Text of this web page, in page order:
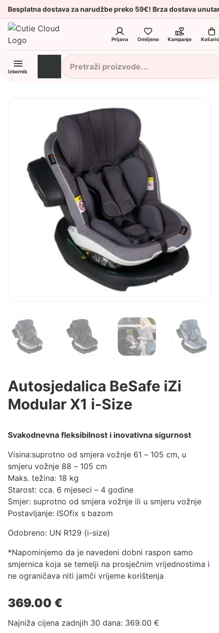
Besplatna dostava za narudžbe preko 59€! Brza dostava
Prijava Omiljeno Kampanje
Izbornik
Autosjedalica BeSafe iZi
Modular X1 i-Size
Svakodnevna fleksibilnost i inovativna sigurnost
Visina:suprotno od smjera vožnje 61 – 105 cm, u
smjeru vožnje 88 – 105 cm
Maks. težina: 18 kg
Starost: cca. 6 mjeseci – 4 godine
Smjer: suprotno od smjera vožnje ili u smjeru vožnje
Postavljanje: ISOfix s bazom
Odobreno: UN R129 (i-size)
*Napominjemo da je navedeni dobni raspon samo
smjernica koja se temelji na prosječnim vrijednostima i
ne ograničava niti jamči vrijeme korištenja
369.00 €
Najniža cijena zadnjih 30 dana: 369.00 €